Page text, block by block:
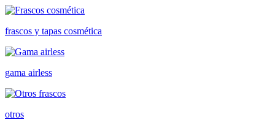
frascos y tapas cosmética
gama airless
otros